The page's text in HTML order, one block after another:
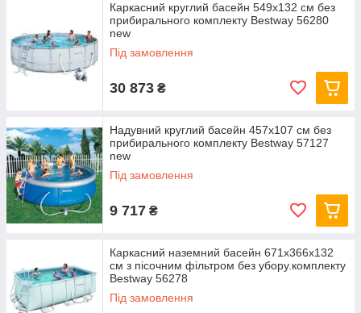
Каркасний круглий басейн 549x132 см без
прибирального комплекту Bestway 56280
new
Під замовлення
30 873 ₴
Надувний круглий басейн 457х107 см без
прибирального комплекту Bestway 57127
new
Під замовлення
9 717 ₴
Каркасний наземний басейн 671x366x132
см з пісочним фільтром без убору.комплекту
Bestway 56278
Під замовлення